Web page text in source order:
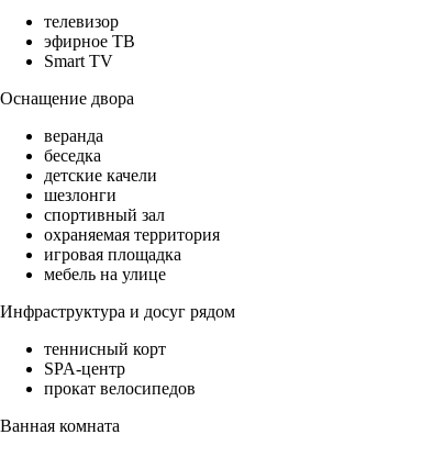
телевизор
эфирное ТВ
Smart TV
Оснащение двора
веранда
беседка
детские качели
шезлонги
спортивный зал
охраняемая территория
игровая площадка
мебель на улице
Инфраструктура и досуг рядом
теннисный корт
SPA-центр
прокат велосипедов
Ванная комната